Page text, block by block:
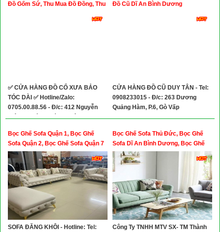
Đồ Gốm Sứ, Thu Mua Đồ Đồng, Thu
✅ CỬA HÀNG ĐỒ CỔ XƯA BẢO
TÓC DÀI ✅ Hotline/Zalo:
0705.00.88.56 - Đ/c: 412 Nguyễn
Kiệm,Phường Đức Nhuận, TP.HCM
Đồ Cũ Dĩ An Bình Dương
CỬA HÀNG ĐỒ CŨ DUY TÂN - Tel:
0908233015 - Đ/c: 263 Dương
Quảng Hàm, P.6, Gò Vấp
Bọc Ghế Sofa Quận 1, Bọc Ghế
Sofa Quận 2, Bọc Ghế Sofa Quận 7
SOFA ĐĂNG KHÔI - Hotline: Tel:
Bọc Ghế Sofa Thủ Đức, Bọc Ghế
Sofa Dĩ An Bình Dương, Bọc Ghế
Sofa Thuận An Bình Dương
Công Ty TNHH MTV SX- TM Thành